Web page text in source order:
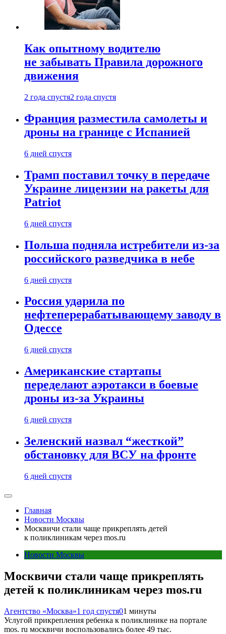
Как опытному водителю
не забывать Правила дорожного
движения
2 года спустя2 года спустя
Франция разместила самолеты и
дроны на границе с Испанией
6 дней спустя
Трамп поставил точку в передаче
Украине лицензии на ракеты для
Patriot
6 дней спустя
Польша подняла истребители из-за
российского разведчика в небе
6 дней спустя
Россия ударила по
нефтеперерабатывающему заводу в
Одессе
6 дней спустя
Американские стартапы
переделают аэротакси в боевые
дроны из-за Украины
6 дней спустя
Зеленский назвал “жесткой”
обстановку для ВСУ на фронте
6 дней спустя
Главная
Новости Москвы
Москвичи стали чаще прикреплять детей
к поликлиникам через mos.ru
Новости Москвы
Москвичи стали чаще прикреплять
детей к поликлиникам через mos.ru
Агентство «Москва»1 год спустя01 минуты
Услугой прикрепления ребенка к поликлинике на портале
mos. ru москвичи воспользовались более 49 тыс.